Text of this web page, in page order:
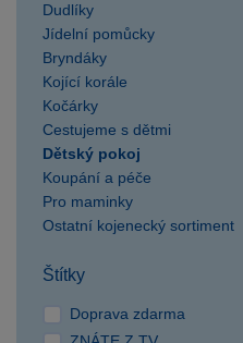
SPARKYS Praha OC
Quadrio
SPARKYS Praha
Palladium
SPARKYS Praha
Václavské náměstí JULIŠ
SPARKYS RP Kozomín
SPARKYS Strakonice OC
SPARKYS Uherské
SPARKYS Velký Týnec
Dudlíky
Jídelní pomůcky
Bryndáky
Kojící korále
Kočárky
Cestujeme s dětmi
Dětský pokoj
Koupání a péče
Pro maminky
Ostatní kojenecký sortiment
Štítky
Doprava zdarma